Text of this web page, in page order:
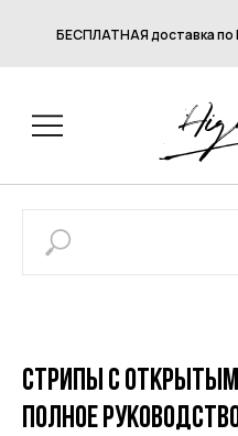
БЕСПЛАТНАЯ доставка по
Стрипы с
полное